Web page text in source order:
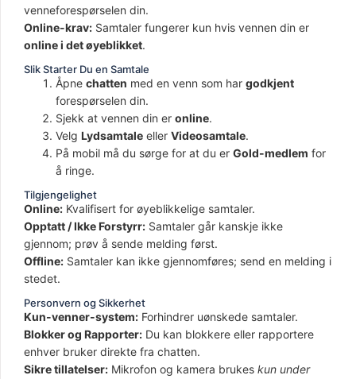
venneforespørselen din.
Online-krav: Samtaler fungerer kun hvis vennen din er
online i det øyeblikket.
Slik Starter Du en Samtale
Åpne chatten med en venn som har godkjent
forespørselen din.
Sjekk at vennen din er online.
Velg Lydsamtale eller Videosamtale.
På mobil må du sørge for at du er Gold-medlem for
å ringe.
Tilgjengelighet
Online: Kvalifisert for øyeblikkelige samtaler.
Opptatt / Ikke Forstyrr: Samtaler går kanskje ikke
gjennom; prøv å sende melding først.
Offline: Samtaler kan ikke gjennomføres; send en melding i
stedet.
Personvern og Sikkerhet
Kun-venner-system: Forhindrer uønskede samtaler.
Blokker og Rapporter: Du kan blokkere eller rapportere
enhver bruker direkte fra chatten.
Sikre tillatelser: Mikrofon og kamera brukes kun under